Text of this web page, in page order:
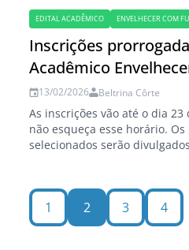
EDITAL ACADÊMICO ENVELHECER COM
Inscrições
Acadêmico
13/02/2026 Beltrina Côrte
As inscrições vão até o dia
não esqueça esse horário.
selecionados serão
1 2 3 4